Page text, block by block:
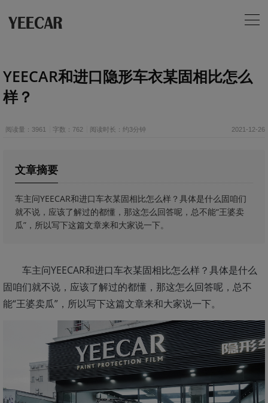
YEECAR和进口隐形车衣某固相比怎么
样？
阅读量：3961 字数：762 阅读时长：约3分钟 2021-12-26
文章摘要
​​车主问YEECAR和进口车衣某固相比怎么样？具体是什么固咱们
就不说，应该了解过的都懂，那这怎么回答呢，总不能“王婆卖
瓜”，所以写下这篇文章来和大家说一下。
车主问YEECAR和进口车衣某固相比怎么样？具体是什么
固咱们就不说，应该了解过的都懂，那这怎么回答呢，总不
能“王婆卖瓜”，所以写下这篇文章来和大家说一下。